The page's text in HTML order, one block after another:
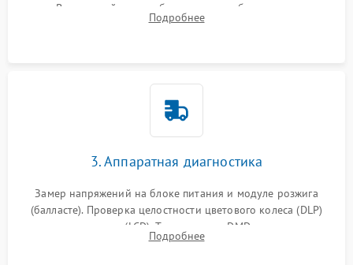
пыли. Визуальный осмотр блока питания, балласта лампы и
материнской платы на наличие прогаров или вздутых
Подробнее
3. Аппаратная диагностика
Замер напряжений на блоке питания и модуле розжига
(балласте). Проверка целостности цветового колеса (DLP)
или поляризаторов (LCD). Тестирование DMD-чипа, датчиков
температуры и оптопар с помощью мультиметра и
Подробнее